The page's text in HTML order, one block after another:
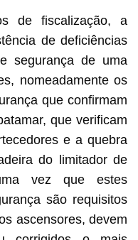
de fiscalização, a
de deficiências
segurança de uma
nomeadamente os
que confirmam
que verificam
e a quebra
do limitador de
vez que estes
são requisitos
ascensores, devem